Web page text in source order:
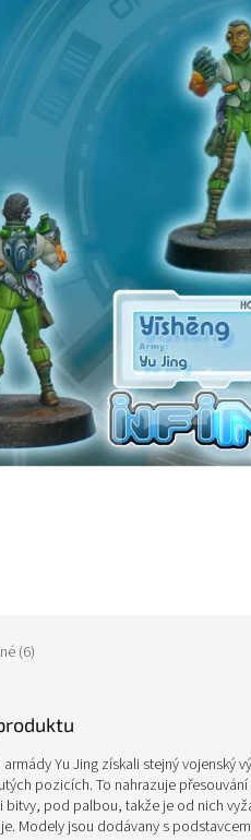
(6)
Yu Jing získali stejný
pozicích. To nahrazuje
bitvy, pod palbou, takže je od nich
Modely jsou dodávany s